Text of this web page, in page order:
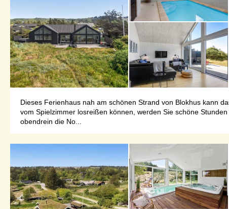
Dieses Ferienhaus nah am schönen Strand von Blokhus kann
vom Spielzimmer losreißen können, werden Sie schöne
obendrein die No...